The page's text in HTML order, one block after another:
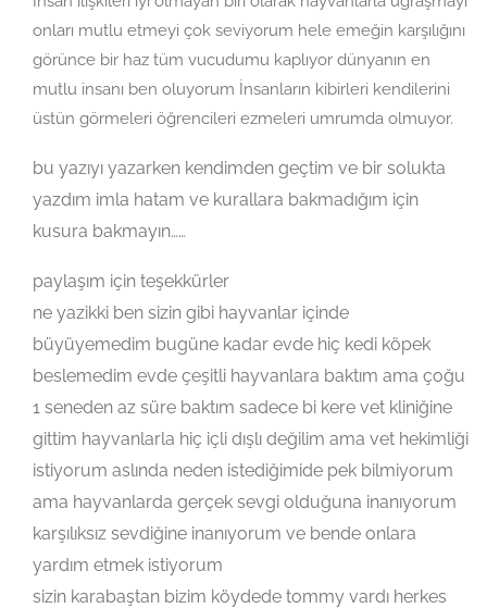
onları mutlu etmeyi çok seviyorum hele emeğin karşılığını
görünce bir haz tüm vucudumu kaplıyor dünyanın en
mutlu insanı ben oluyorum İnsanların kibirleri kendilerini
üstün görmeleri öğrencileri ezmeleri umrumda olmuyor.
bu yazıyı yazarken kendimden geçtim ve bir solukta
yazdım imla hatam ve kurallara bakmadığım için
kusura bakmayın……
paylaşım için teşekkürler
ne yazikki ben sizin gibi hayvanlar içinde
büyüyemedim bugüne kadar evde hiç kedi köpek
beslemedim evde çeşitli hayvanlara baktım ama çoğu
1 seneden az süre baktım sadece bi kere vet kliniğine
gittim hayvanlarla hiç içli dışlı değilim ama vet hekimliği
istiyorum aslında neden istediğimide pek bilmiyorum
ama hayvanlarda gerçek sevgi olduğuna inanıyorum
karşılıksız sevdiğine inanıyorum ve bende onlara
yardım etmek istiyorum
sizin karabaştan bizim köydede tommy vardı herkes